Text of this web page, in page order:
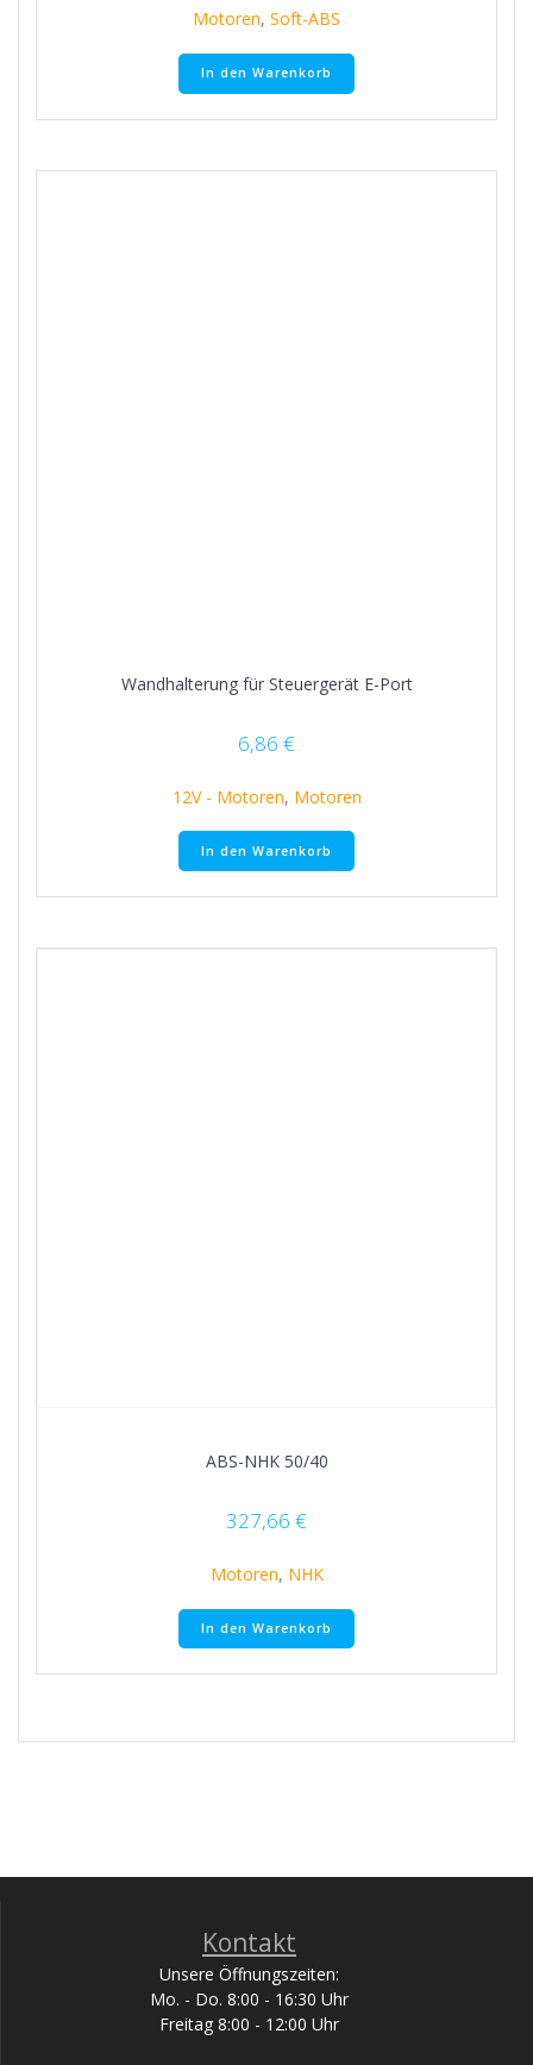
Motoren, Soft-ABS
In den Warenkorb
Wandhalterung für Steuergerät E-Port
6,86 €
12V - Motoren, Motoren
In den Warenkorb
ABS-NHK 50/40
327,66 €
Motoren, NHK
In den Warenkorb
Kontakt
Unsere Öffnungszeiten:
Mo. - Do. 8:00 - 16:30 Uhr
Freitag 8:00 - 12:00 Uhr